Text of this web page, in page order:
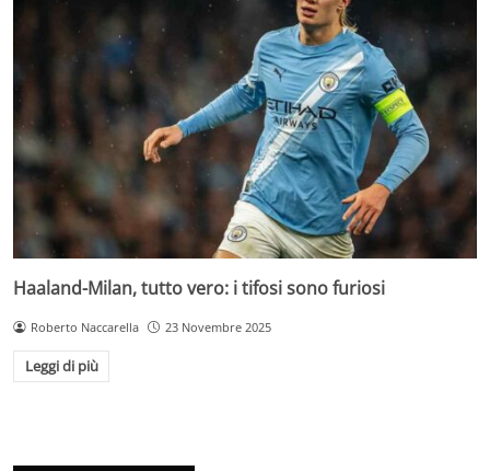
Haaland-Milan, tutto vero: i tifosi sono furiosi
Roberto Naccarella 23 Novembre 2025
Leggi di più